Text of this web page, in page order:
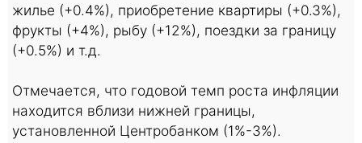
жилье (+0.4%), приобретение квартиры (+0.3%),
фрукты (+4%), рыбу (+12%), поездки за границу
(+0.5%) и т.д.
Отмечается, что годовой темп роста инфляции
находится вблизи нижней границы,
установленной Центробанком (1%-3%).